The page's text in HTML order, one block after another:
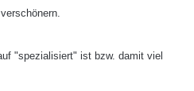
"spezialisiert" ist bzw. damit viel